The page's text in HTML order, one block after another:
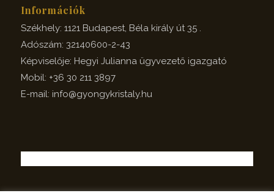
Információk
Székhely: 1121 Budapest, Béla király út 35 .
Adószám: 32140600-2-43
Képviselője: Hegyi Julianna ügyvezető igazgató
Mobil: +36 30 211 3897
E-mail: info@gyongykristaly.hu